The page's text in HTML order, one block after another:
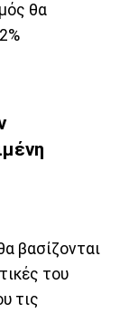
θα
βασίζονται
του
τις